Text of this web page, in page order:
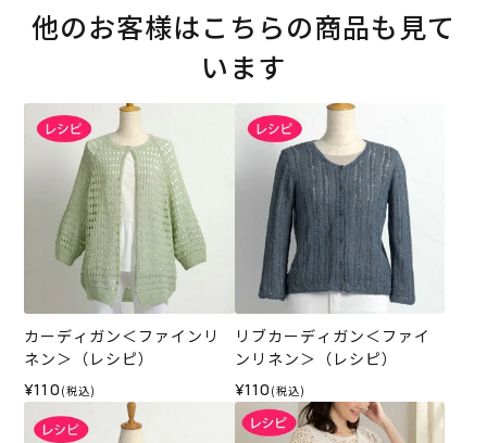
他のお客様はこちらの商品も見て
います
カーディガン＜ファインリ
ネン＞（レシピ）
¥110 (税込)
リブカーディガン＜ファイ
ンリネン＞（レシピ）
¥110 (税込)